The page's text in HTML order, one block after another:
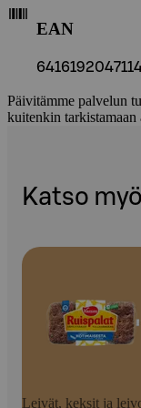
EAN
Päivitämme palvelun
kuitenkin tarkistamaan
Katso
Leivät, keksit ja